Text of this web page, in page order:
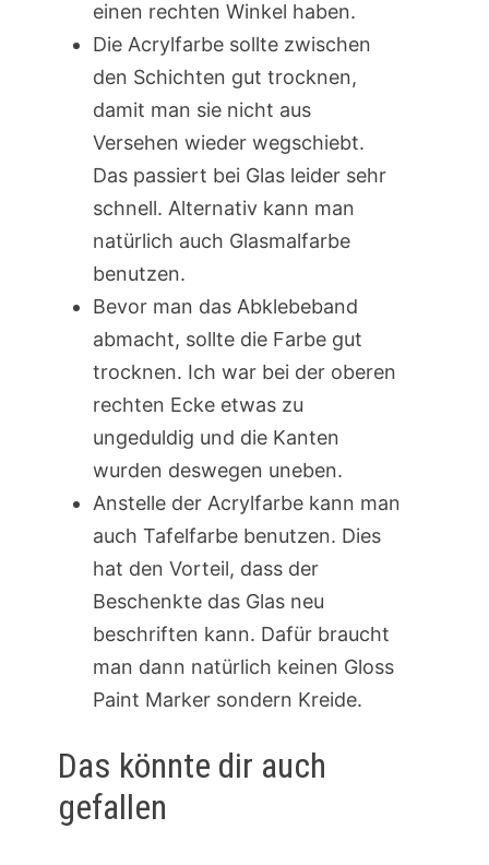
einen rechten Winkel haben.
Die Acrylfarbe sollte zwischen
den Schichten gut trocknen,
damit man sie nicht aus
Versehen wieder wegschiebt.
Das passiert bei Glas leider sehr
schnell. Alternativ kann man
natürlich auch Glasmalfarbe
benutzen.
Bevor man das Abklebeband
abmacht, sollte die Farbe gut
trocknen. Ich war bei der oberen
rechten Ecke etwas zu
ungeduldig und die Kanten
wurden deswegen uneben.
Anstelle der Acrylfarbe kann man
auch Tafelfarbe benutzen. Dies
hat den Vorteil, dass der
Beschenkte das Glas neu
beschriften kann. Dafür braucht
man dann natürlich keinen Gloss
Paint Marker sondern Kreide.
Das könnte dir auch
gefallen